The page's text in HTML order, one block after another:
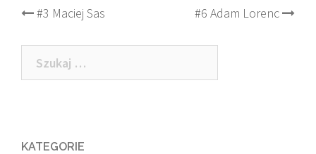
Post
navigation
#3 Maciej Sas #6 Adam Lorenc
Szukaj:
KATEGORIE